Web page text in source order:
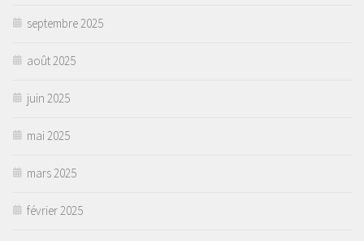
septembre 2025
août 2025
juin 2025
mai 2025
mars 2025
février 2025